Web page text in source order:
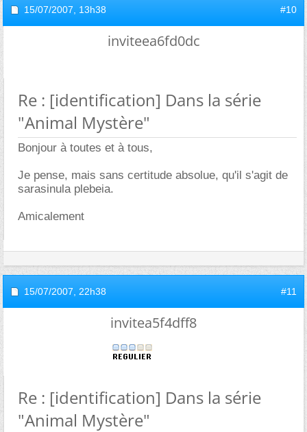
15/07/2007, 13h38 #10
inviteea6fd0dc
Re : [identification] Dans la série
"Animal Mystère"
Bonjour à toutes et à tous,
Je pense, mais sans certitude absolue, qu'il s'agit de
sarasinula plebeia.
Amicalement
15/07/2007, 22h38 #11
invitea5f4dff8
Re : [identification] Dans la série
"Animal Mystère"